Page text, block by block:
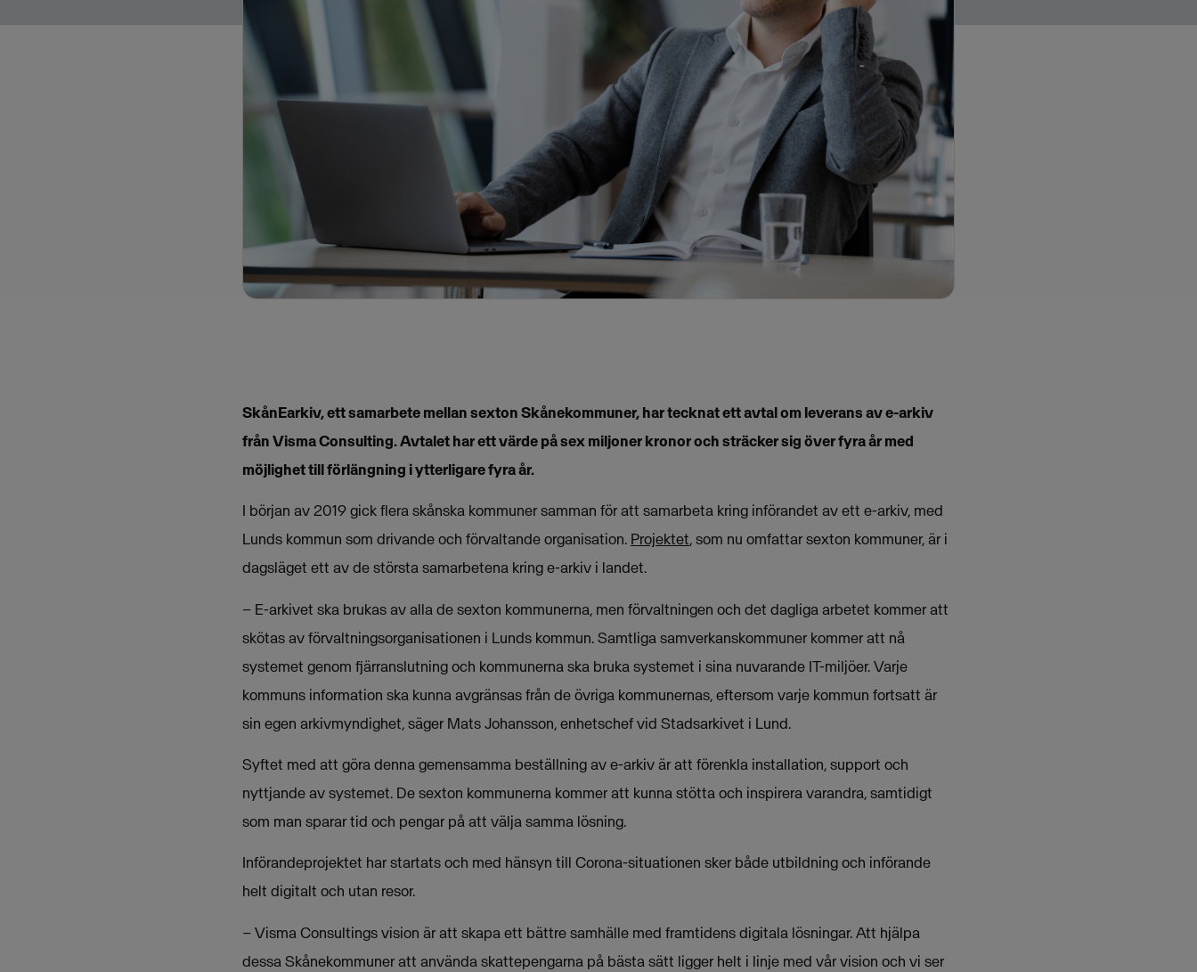
SkånEarkiv, ett samarbete mellan sexton Skånekommuner, har tecknat ett avtal om leverans av e-arkiv
från Visma Consulting. Avtalet har ett värde på sex miljoner kronor och sträcker sig över fyra år med
möjlighet till förlängning i ytterligare fyra år.
I början av 2019 gick flera skånska kommuner samman för att samarbeta kring införandet av ett e-arkiv, med
Lunds kommun som drivande och förvaltande organisation. Projektet, som nu omfattar sexton kommuner, är i
dagsläget ett av de största samarbetena kring e-arkiv i landet.
– E-arkivet ska brukas av alla de sexton kommunerna, men förvaltningen och det dagliga arbetet kommer att
skötas av förvaltningsorganisationen i Lunds kommun. Samtliga samverkanskommuner kommer att nå
systemet genom fjärranslutning och kommunerna ska bruka systemet i sina nuvarande IT-miljöer. Varje
kommuns information ska kunna avgränsas från de övriga kommunernas, eftersom varje kommun fortsatt är
sin egen arkivmyndighet, säger Mats Johansson, enhetschef vid Stadsarkivet i Lund.
Syftet med att göra denna gemensamma beställning av e-arkiv är att förenkla installation, support och
nyttjande av systemet. De sexton kommunerna kommer att kunna stötta och inspirera varandra, samtidigt
som man sparar tid och pengar på att välja samma lösning.
Införandeprojektet har startats och med hänsyn till Corona-situationen sker både utbildning och införande
helt digitalt och utan resor.
– Visma Consultings vision är att skapa ett bättre samhälle med framtidens digitala lösningar. Att hjälpa
dessa Skånekommuner att använda skattepengarna på bästa sätt ligger helt i linje med vår vision och vi ser